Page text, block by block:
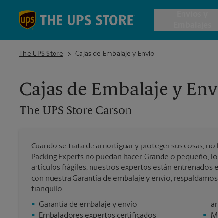
Cajas de
Envío
The UPS Store
The UPS Store CarsonCajas de Embalaje y Envío
Cajas de Embalaje y
The UPS Store Carson
Cuando se trata de amortiguar y proteger sus cosas, no
Packing Experts no puedan hacer. Grande o pequeño,
artículos frágiles, nuestros expertos están entrenados
con nuestra Garantía de embalaje y envío,
tranquilo.
• Garantía de embalaje y envío
•
Embaladores expertos certificados
•